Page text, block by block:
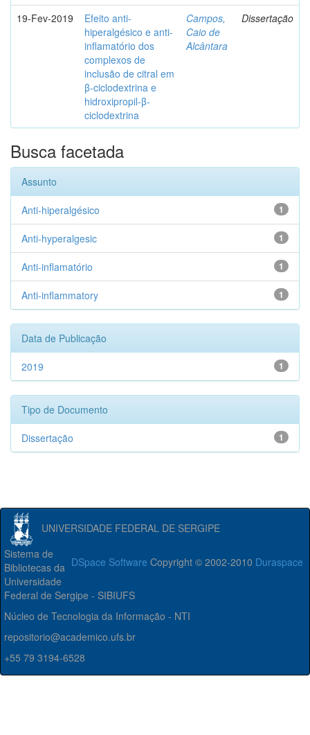
19-Fev-2019
Efeito anti-
hiperalgésico e anti-
inflamatório dos
complexos de
inclusão de citral em
β-ciclodextrina e
hidroxipropil-β-
ciclodextrina
Campos,
Caio de
Alcântara
Dissertação
Busca facetada
Assunto
1
Anti-hiperalgésico
1
Anti-hyperalgesic
1
Anti-inflamatório
1
Anti-inflammatory
Data de Publicação
1
2019
Tipo de Documento
1
Dissertação
UNIVERSIDADE FEDERAL DE SERGIPE
DSpace Software Copyright © 2002-2010 Duraspace
Sistema de
Bibliotecas da
Universidade
Federal de Sergipe - SIBIUFS
Núcleo de Tecnologia da Informação - NTI
repositorio@academico.ufs.br
+55 79 3194-6528